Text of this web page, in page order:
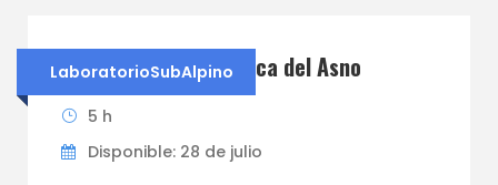
LaboratorioSubAlpino
CAMINA DESCALZO Boca del Asno
5 h
Disponible: 28 de julio